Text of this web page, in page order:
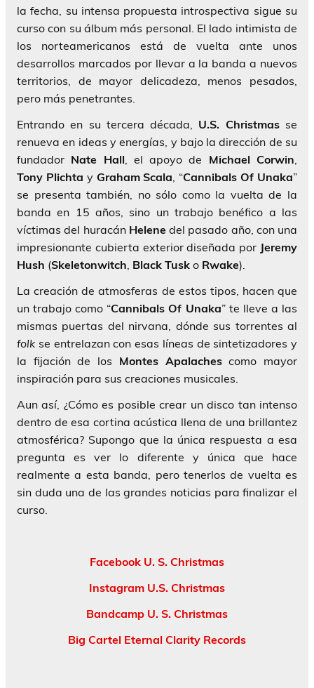
la fecha, su intensa propuesta introspectiva sigue su
curso con su álbum más personal. El lado intimista de
los norteamericanos está de vuelta ante unos
desarrollos marcados por llevar a la banda a nuevos
territorios, de mayor delicadeza, menos pesados,
pero más penetrantes.
Entrando en su tercera década, U.S. Christmasse
renueva en ideas y energías, y bajo la dirección de su
fundador Nate Hall , el apoyo de Michael Corwin
Tony Plichta y Graham Scala , “Cannibals Of Unaka”
se presenta también, no sólo como la vuelta de la
banda en 15 años, sino un trabajo benéfico a las
víctimas del huracán Helene del pasado año, con una
impresionante cubierta exterior diseñada por Jeremy
Hush (Skeletonwitch Black Tusk o Rwake).
La creación de atmosferas de estos tipos, hacen que
un trabajo como “Cannibals Of Unaka” te lleve a las
mismas puertas del nirvana, dónde sus torrentes al
folk se entrelazan con esas líneas de sintetizadores y
la fijación de los Montes Apalachescomo mayor
inspiración para sus creaciones musicales.
Aun así, ¿Cómo es posible crear un disco tan intenso
dentro de esa cortina acústica llena de una brillantez
atmosférica? Supongo que la única respuesta a esa
pregunta es ver lo diferente y única que hace
realmente a esta banda, pero tenerlos de vuelta es
sin duda una de las grandes noticias para finalizar el
curso.
Facebook U. S. Christmas
Instagram U.S. Christmas
Bandcamp U. S. Christmas
Big Cartel Eternal Clarity Records